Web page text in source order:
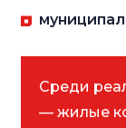
Среди
— жилые